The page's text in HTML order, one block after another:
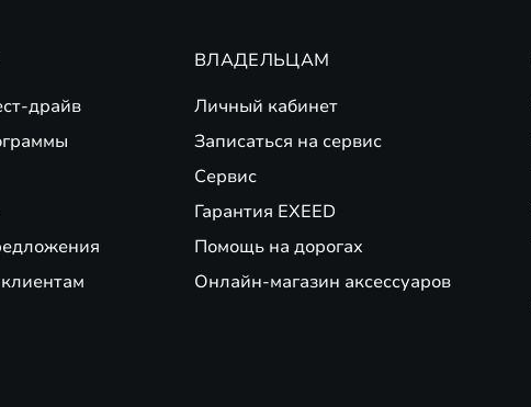
драйв
ВЛАДЕЛЬЦАМ
Личный кабинет
Записаться на сервис
Сервис
Гарантия EXEED
Помощь на дорогах
Онлайн-магазин аксессуаров